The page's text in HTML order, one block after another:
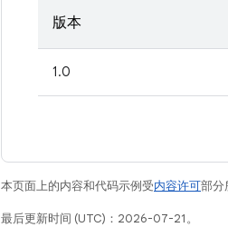
版本
1.0
本页面上的内容和代码示例受内容许可部分
最后更新时间 (UTC)：2026-07-21。